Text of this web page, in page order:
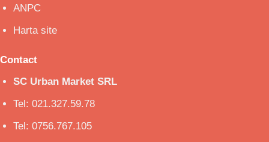
ANPC
Harta site
Contact
SC Urban Market SRL
Tel: 021.327.59.78
Tel: 0756.767.105